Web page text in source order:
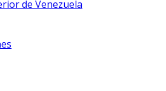
de Venezuela